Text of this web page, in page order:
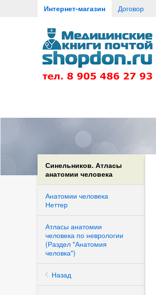
Интернет-магазин Договор
Синельников. Атласы
анатомии человека
Анатомии человека
Неттер
Атласы анатомии
человека по неврологии
(Раздел "Анатомия
человка")
Назад